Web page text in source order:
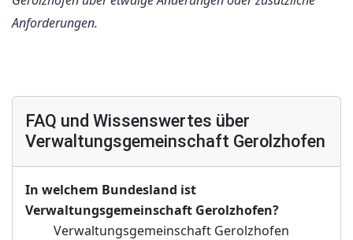
Anforderungen.
FAQ und Wissenswertes über
Verwaltungsgemeinschaft Gerolzhofen
In welchem Bundesland ist
Verwaltungsgemeinschaft Gerolzhofen?
Verwaltungsgemeinschaft Gerolzhofen